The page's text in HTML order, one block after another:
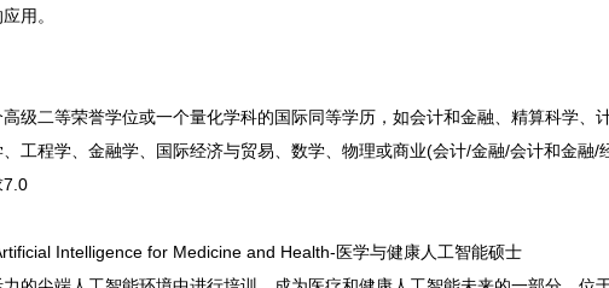
用。
级二等荣誉学位或一个量化学科的国际同等学历，如会计和金融、精算科学、
工程学、金融学、国际经济与贸易、数学、物理或商业(会计/金融/会计和金融/
7.0
Intelligence for Medicine and Health-医学与健康人工智能硕士